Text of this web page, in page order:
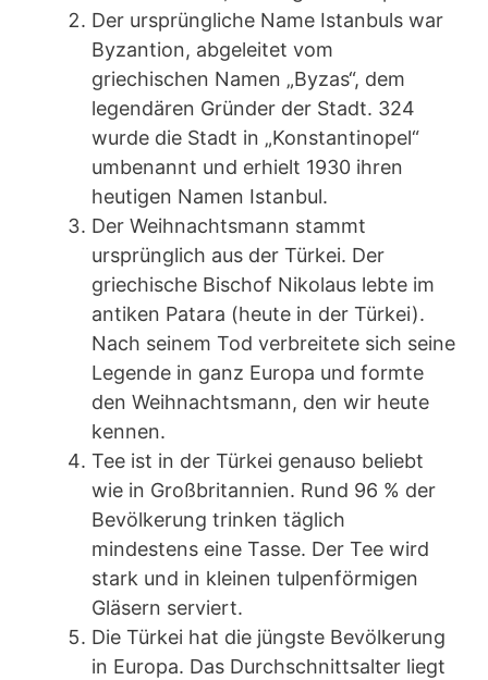
Der ursprüngliche Name Istanbuls war
Byzantion, abgeleitet vom
griechischen Namen „Byzas“, dem
legendären Gründer der Stadt. 324
wurde die Stadt in „Konstantinopel“
umbenannt und erhielt 1930 ihren
heutigen Namen Istanbul.
Der Weihnachtsmann stammt
ursprünglich aus der Türkei. Der
griechische Bischof Nikolaus lebte im
antiken Patara (heute in der Türkei).
Nach seinem Tod verbreitete sich seine
Legende in ganz Europa und formte
den Weihnachtsmann, den wir heute
kennen.
Tee ist in der Türkei genauso beliebt
wie in Großbritannien. Rund 96 % der
Bevölkerung trinken täglich
mindestens eine Tasse. Der Tee wird
stark und in kleinen tulpenförmigen
Gläsern serviert.
Die Türkei hat die jüngste Bevölkerung
in Europa. Das Durchschnittsalter liegt